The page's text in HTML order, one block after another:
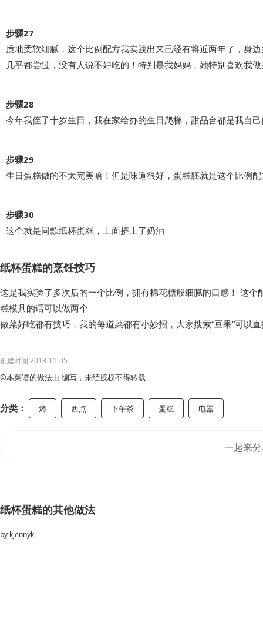
步骤27
质地柔软细腻，这个比例配方我实践出来已经有将近两年了，身
几乎都尝过，没有人说不好吃的！特别是我妈妈，她特别喜欢我
步骤28
今年我侄子十岁生日，我在家给办的生日爬梯，甜品台都是我自
步骤29
生日蛋糕做的不太完美哈！但是味道很好，蛋糕胚就是这个比例
步骤30
这个就是同款纸杯蛋糕，上面挤上了奶油
纸杯蛋糕的烹饪技巧
这是我实验了多次后的一个比例，拥有棉花糖般细腻的口感！ 这
糕模具的话可以做两个
做菜好吃都有技巧，我的每道菜都有小妙招，大家搜索“豆果”可以
创建时间:2018-11-05
©本菜谱的做法由 编写，未经授权不得转载
分类： 烤 西点 下午茶 蛋糕 电器
一起来
纸杯蛋糕的其他做法
by kjennyk